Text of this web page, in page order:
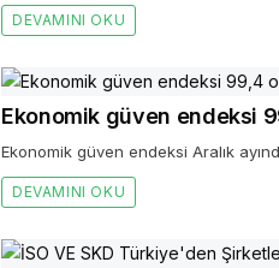
DEVAMINI OKU
Ekonomik güven endeksi
Ekonomik güven endeksi Aralık
DEVAMINI OKU